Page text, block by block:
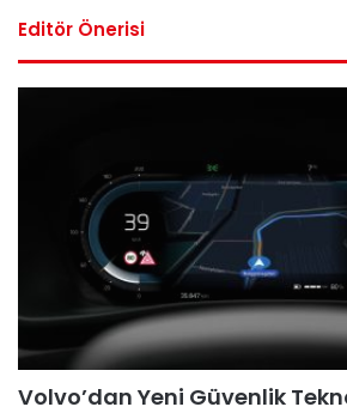
Editör Önerisi
Volvo’dan Yeni Güvenlik